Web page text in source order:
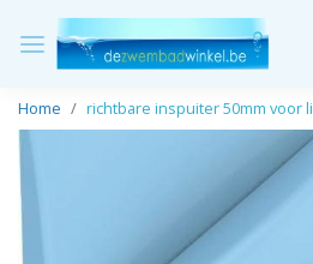
Home richtbare inspuiter 50mm voor